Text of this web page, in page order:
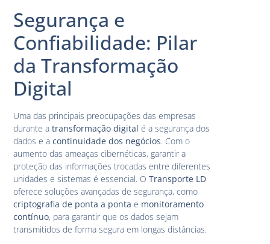
Segurança e
Confiabilidade: Pilar
da Transformação
Digital
Uma das principais preocupações das empresas
durante atransformação digital é a segurança dos
dados e acontinuidade dos negócios. Com o
aumento das ameaças cibernéticas, garantir a
proteção das informações trocadas entre diferentes
unidades e sistemas é essencial. OTransporte LD
oferece soluções avançadas de segurança, como
criptografia de ponta a ponta e monitoramento
contínuo, para garantir que os dados sejam
transmitidos de forma segura em longas distâncias.